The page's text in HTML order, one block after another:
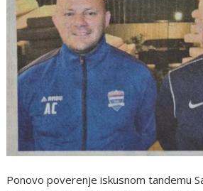
Ponovo poverenje iskusnom tandemu